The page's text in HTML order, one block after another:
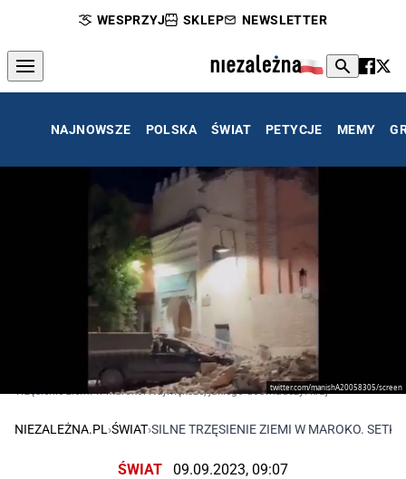
WESPRZYJ SKLEP NEWSLETTER
NAJNOWSZE POLSKA ŚWIAT PETYCJE MEMY
twitter.com/manishA20058305/screen
Trzęsienie ziemi w Maroko. Największe, jakiego doświadczył kraj
NIEZALEŻNA.PL ›ŚWIAT›SILNE TRZĘSIENIE ZIEMI W MAROKO.
ŚWIAT 09.09.2023, 09:07